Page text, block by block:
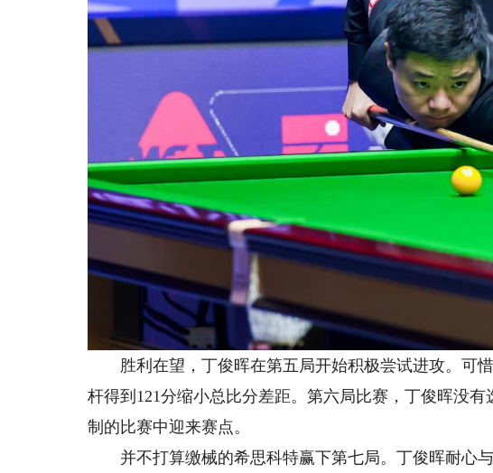
胜利在望，丁俊晖在第五局开始积极尝试进攻。可
杆得到121分缩小总比分差距。第六局比赛，丁俊晖没
制的比赛中迎来赛点。
并不打算缴械的希思科特赢下第七局。丁俊晖耐心